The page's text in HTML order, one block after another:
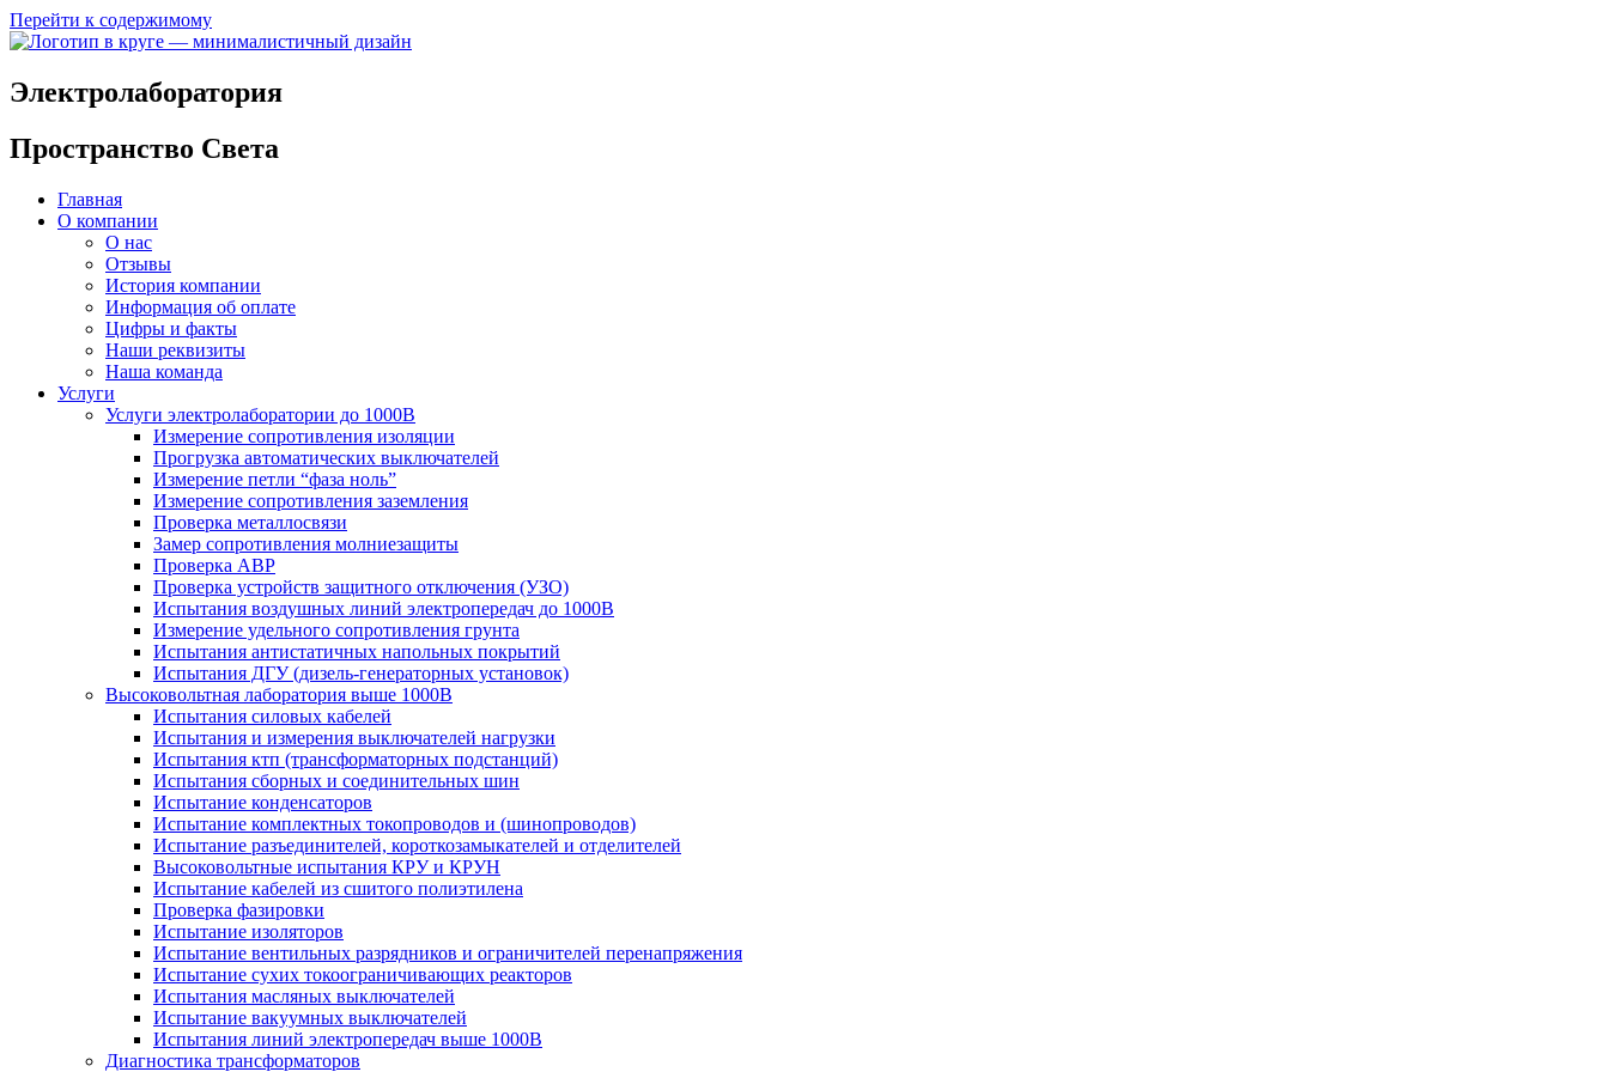
Перейти к содержимому
Электролаборатория
Пространство Света
Главная
О компании
О нас
Отзывы
История компании
Информация об оплате
Цифры и факты
Наши реквизиты
Наша команда
Услуги
Услуги электролаборатории до 1000В
Измерение сопротивления изоляции
Прогрузка автоматических выключателей
Измерение петли “фаза ноль”
Измерение сопротивления заземления
Проверка металлосвязи
Замер сопротивления молниезащиты
Проверка АВР
Проверка устройств защитного отключения (УЗО)
Испытания воздушных линий электропередач до 1000В
Измерение удельного сопротивления грунта
Испытания антистатичных напольных покрытий
Испытания ДГУ (дизель-генераторных установок)
Высоковольтная лаборатория выше 1000В
Испытания силовых кабелей
Испытания и измерения выключателей нагрузки
Испытания ктп (трансформаторных подстанций)
Испытания сборных и соединительных шин
Испытание конденсаторов
Испытание комплектных токопроводов и (шинопроводов)
Испытание разъединителей, короткозамыкателей и отделителей
Высоковольтные испытания КРУ и КРУН
Испытание кабелей из сшитого полиэтилена
Проверка фазировки
Испытание изоляторов
Испытание вентильных разрядников и ограничителей перенапряжения
Испытание сухих токоограничивающих реакторов
Испытания масляных выключателей
Испытание вакуумных выключателей
Испытания линий электропередач выше 1000В
Диагностика трансформаторов